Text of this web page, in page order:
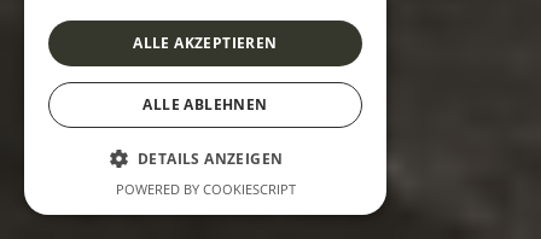
ALLE AKZEPTIEREN
ALLE ABLEHNEN
DETAILS ANZEIGEN
POWERED BY COOKIESCRIPT